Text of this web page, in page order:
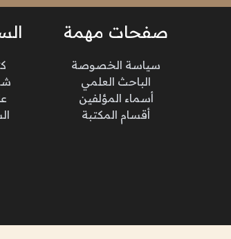
صفحات مهمة
سياسة الخصوصة
الباحث العلمي
أسماء المؤلفين
أقسام المكتبة